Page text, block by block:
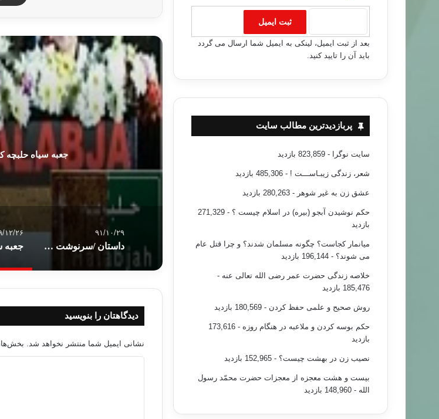
قطار و پیرمرد ،سرنوشت شما هم هست!!! جعبه سیاه حلبچه
۹۱/۱۰/۲۹
داستان /سرنوشت مسافران قطار و پیرمرد ،سرنوشت شما هم هست!!!
۹۹/۱۲/
دیدگاهتان را بنویسید
نشانی ایمیل شما منتشر نخواهد شد.
بعد از ثبت ایمیل، لینکی به ایمیل شما ارسال می گردد
باید آن را تایید کنید.
پربازدیدترین مطالب سایت
سایت نوگرا - 823,859 بازدید
شعر، زندگی زیبـاســـت ! - 485,306 بازدید
عشق زن به غیر شوهر - 280,263 بازدید
حکم نوشیدن آبجو (بیره) در اسلام چیست ؟
- 271,329
بازدید
میانمار کجاست؟ چگونه مسلمان شدند؟ و چرا قتل عام
می شوند؟ - 196,144 بازدید
خلاصه زندگی حضرت عمر رضی الله تعالی عنه -
185,476 بازدید
روش صحیح و علمی حفظ کردن - 180,569 بازدید
حکم بوسه کردن و ملاعبه در هنگام روزه
- 173,616
بازدید
نصیب زن در بهشت چیست؟ - 152,965 بازدید
بیست و هشت معجزه از معجزات حضرت محمّد رسول
الله - 148,960 بازدید